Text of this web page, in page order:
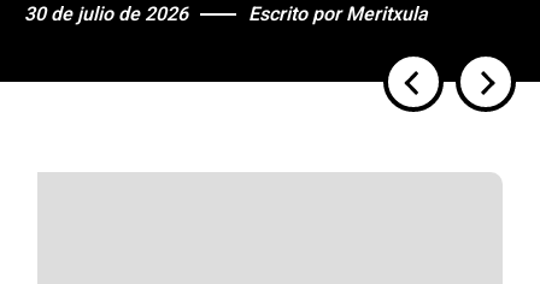
30 de julio de 2026 Escrito porMeritxula